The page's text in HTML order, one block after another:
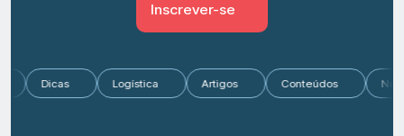
Inscrever-se
Dicas Logística Artigos Conteúdos